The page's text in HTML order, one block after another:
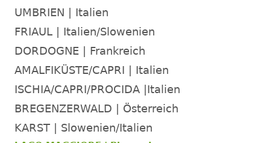
UMBRIEN | Italien
FRIAUL | Italien/Slowenien
DORDOGNE | Frankreich
AMALFIKÜSTE/CAPRI | Italien
ISCHIA/CAPRI/PROCIDA |Italien
BREGENZERWALD | Österreich
KARST | Slowenien/Italien